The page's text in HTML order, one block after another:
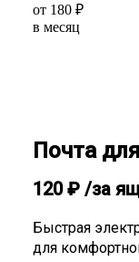
от 180 ₽
в месяц
Почта
120₽ /за
Быстрая
для